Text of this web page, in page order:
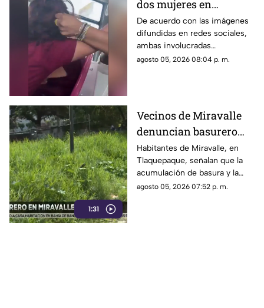
dos mujeres en
transporte público
termina en jalones de
cabello
De acuerdo con las imágenes
difundidas en redes sociales,
ambas involucradas
comenzaron a intercambiar
agosto 05, 2026 08:04 p. m.
1:31
Vecinos de Miravalle
denuncian basurero
clandestino y falta de
seguridad vial en la
colonia
Habitantes de Miravalle, en
Tlaquepaque, señalan que la
acumulación de basura y la
falta de infraestructura vial
agosto 05, 2026 07:52 p. m.